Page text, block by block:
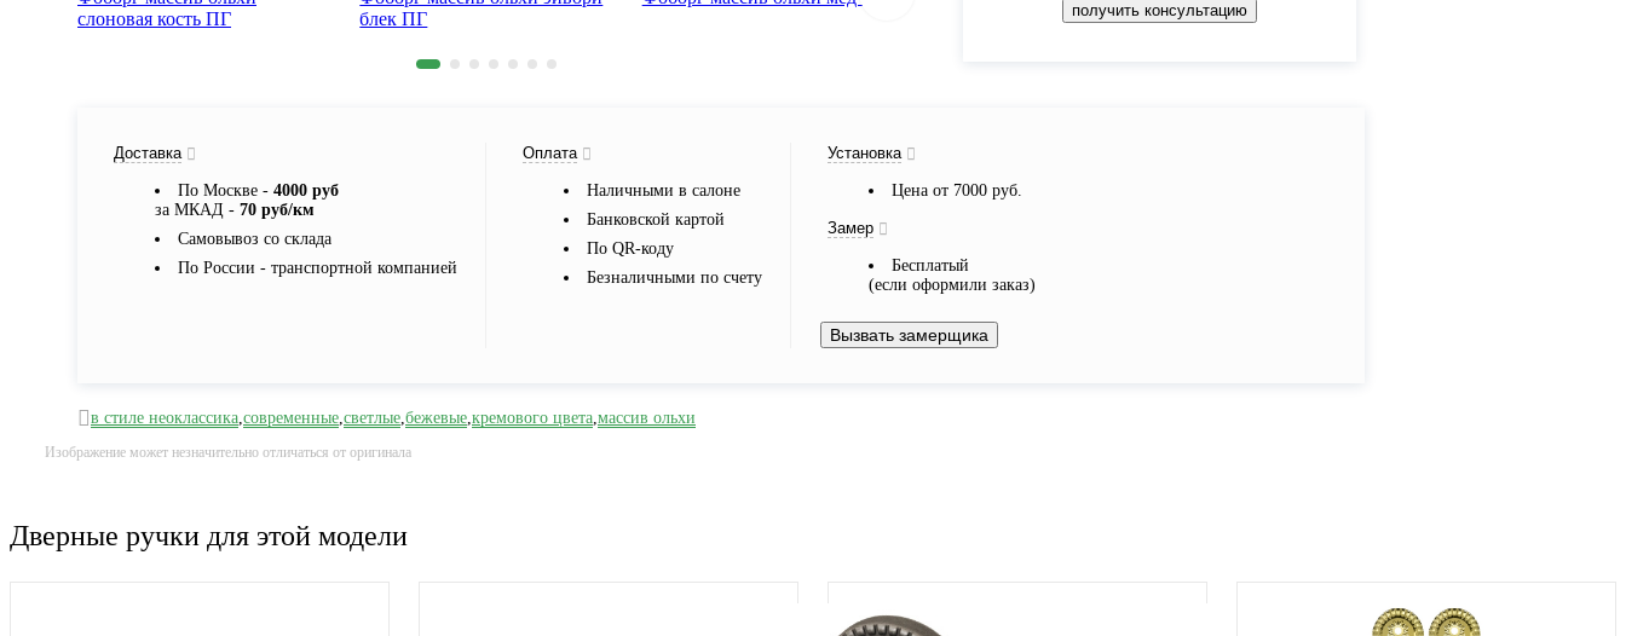
получить консультацию
Доставка
По Москве - 4000 руб
за МКАД - 70 руб/км
Самовывоз со склада
По России - транспортной компанией
Оплата
Наличными в салоне
Банковской картой
По QR-коду
Безналичными по счету
Установка
Цена от 7000 руб.
Замер
Бесплатый
(если оформили заказ)
Вызвать замерщика
в стиле неоклассика,современные,светлые,бежевые,кремового цвета,массив ольхи
Изображение может незначительно отличаться от оригинала
Дверные ручки для этой модели